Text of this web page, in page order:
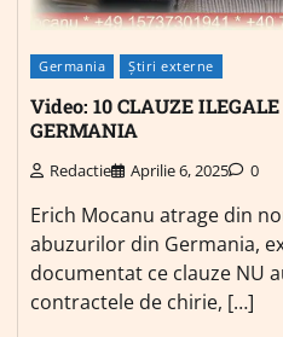
Germania Știri externe
Video: 10 CLAUZE
GERMANIA
Redactie Aprilie 6, 2025 0
Erich Mocanu atrage din
abuzurilor din Germania,
documentat ce clauze NU
contractele de chirie, […]